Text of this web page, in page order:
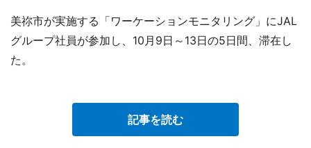
美祢市が実施する「ワーケーションモニタリング」にJAL
グループ社員が参加し、10月9日～13日の5日間、滞在し
た。
記事を読む